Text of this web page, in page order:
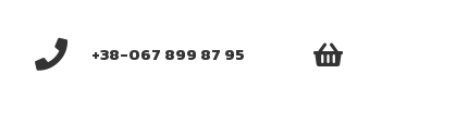
+38-067 899 87 95